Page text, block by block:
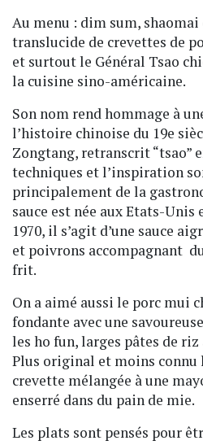
Au menu : dim sum, shaomai
translucide de crevettes de
et surtout le Général Tsao
la cuisine sino-américaine.
Son nom rend hommage à
l’histoire chinoise du 19e
Zongtang, retranscrit “tsao”
techniques et l’inspiration
principalement de la
sauce est née aux Etats-Unis
1970, il s’agit d’une sauce
et poivrons accompagnant
frit.
On a aimé aussi le porc mui
fondante avec une
les ho fun, larges pâtes de
Plus original et moins connu
crevette mélangée à une
enserré dans du pain de mie.
Les plats sont pensés pour